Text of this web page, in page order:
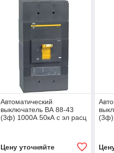
Автоматический
выключатель ВА 88-43
(3ф) 1000А 50кА с эл расц
Цену уточняйте
(3ф)